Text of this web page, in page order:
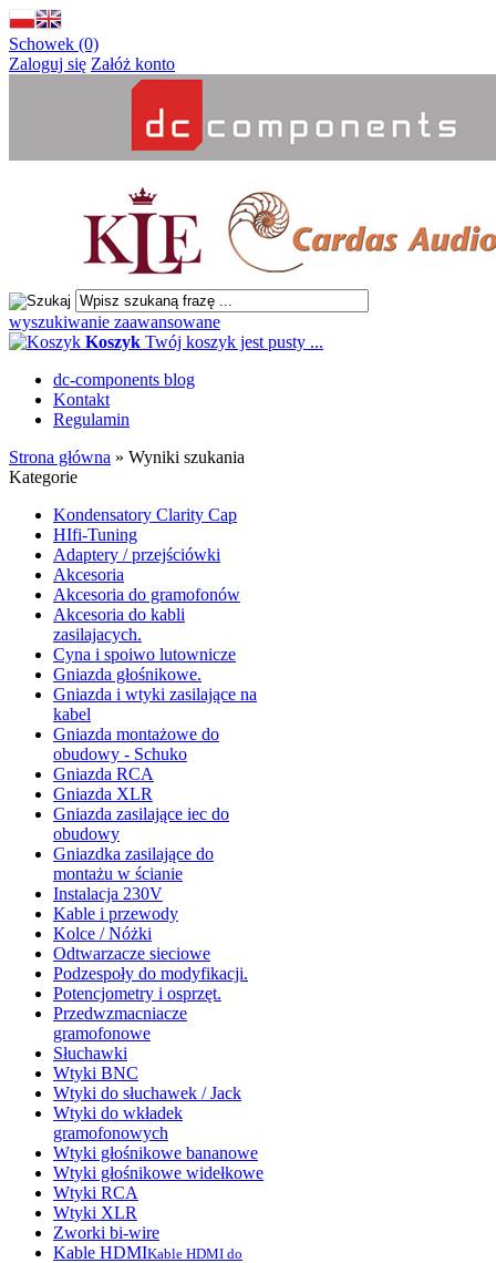
Schowek (0)
Zaloguj się Załóż konto
wyszukiwanie zaawansowane
Koszyk Twój koszyk jest pusty ...
dc-components blog
Kontakt
Regulamin
Strona główna » Wyniki szukania
Kategorie
Kondensatory Clarity Cap
HIfi-Tuning
Adaptery / przejściówki
Akcesoria
Akcesoria do gramofonów
Akcesoria do kabli
zasilajacych.
Cyna i spoiwo lutownicze
Gniazda głośnikowe.
Gniazda i wtyki zasilające na
kabel
Gniazda montażowe do
obudowy - Schuko
Gniazda RCA
Gniazda XLR
Gniazda zasilające iec do
obudowy
Gniazdka zasilające do
montażu w ścianie
Instalacja 230V
Kable i przewody
Kolce / Nóżki
Odtwarzacze sieciowe
Podzespoły do modyfikacji.
Potencjometry i osprzęt.
Przedwzmacniacze
gramofonowe
Słuchawki
Wtyki BNC
Wtyki do słuchawek / Jack
Wtyki do wkładek
gramofonowych
Wtyki głośnikowe bananowe
Wtyki głośnikowe widełkowe
Wtyki RCA
Wtyki XLR
Zworki bi-wire
Kable HDMIKable HDMI do